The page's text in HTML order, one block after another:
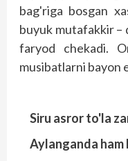
bag'riga bosgan
buyuk mutafakkir –
faryod chekadi.
musibatlarni bayon
Siru asror to'la
Aylanganda ham